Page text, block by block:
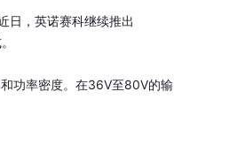
日，英诺赛科继续推出
功率密度。在36V至80V的输